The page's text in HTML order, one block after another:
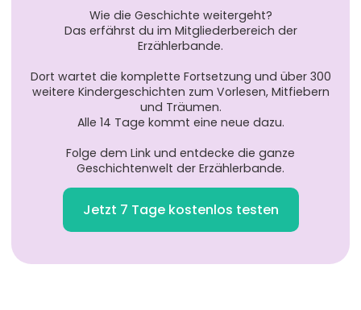
Wie die Geschichte weitergeht?
Das erfährst du im Mitgliederbereich der
Erzählerbande.
Dort wartet die komplette Fortsetzung und über 300
weitere Kindergeschichten zum Vorlesen, Mitfiebern
und Träumen.
Alle 14 Tage kommt eine neue dazu.
Folge dem Link und entdecke die ganze
Geschichtenwelt der Erzählerbande.
Jetzt 7 Tage kostenlos testen